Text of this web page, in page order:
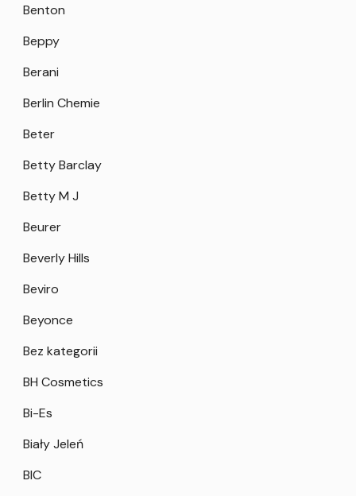
Benton
Beppy
Berani
Berlin Chemie
Beter
Betty Barclay
Betty M J
Beurer
Beverly Hills
Beviro
Beyonce
Bez kategorii
BH Cosmetics
Bi-Es
Biały Jeleń
BIC